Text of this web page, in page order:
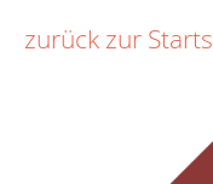
zurück zur